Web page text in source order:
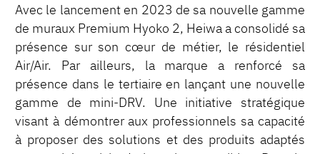
Avec le lancement en 2023 de sa nouvelle gamme
de muraux Premium Hyoko 2, Heiwa a consolidé sa
présence sur son cœur de métier, le résidentiel
Air/Air. Par ailleurs, la marque a renforcé sa
présence dans le tertiaire en lançant une nouvelle
gamme de mini-DRV. Une initiative stratégique
visant à démontrer aux professionnels sa capacité
à proposer des solutions et des produits adaptés